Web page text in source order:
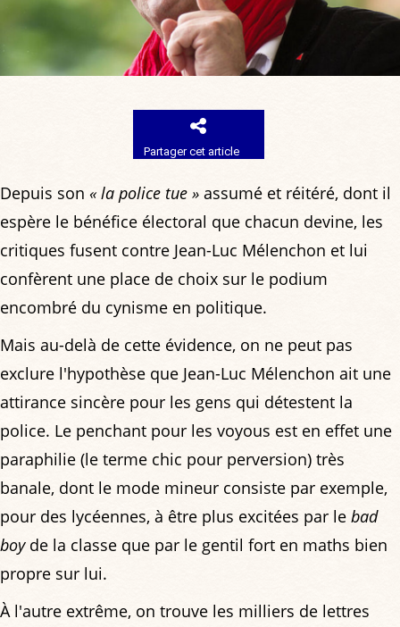
Partager cet article
Depuis son « la police tue » assumé et réitéré, dont il
espère le bénéfice électoral que chacun devine, les
critiques fusent contre Jean-Luc Mélenchon et lui
confèrent une place de choix sur le podium
encombré du cynisme en politique.
Mais au-delà de cette évidence, on ne peut pas
exclure l'hypothèse que Jean-Luc Mélenchon ait une
attirance sincère pour les gens qui détestent la
police. Le penchant pour les voyous est en effet une
paraphilie (le terme chic pour perversion) très
banale, dont le mode mineur consiste par exemple,
pour des lycéennes, à être plus excitées par le bad
boyde la classe que par le gentil fort en maths bien
propre sur lui.
À l'autre extrême, on trouve les milliers de lettres